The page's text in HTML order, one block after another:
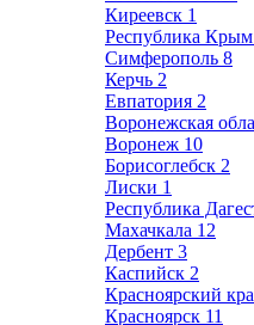
Киреевск 1
Республика Крым
Симферополь 8
Керчь 2
Евпатория 2
Воронежская
Воронеж 10
Борисоглебск 2
Лиски 1
Республика
Махачкала 12
Дербент 3
Каспийск 2
Красноярский
Красноярск 11